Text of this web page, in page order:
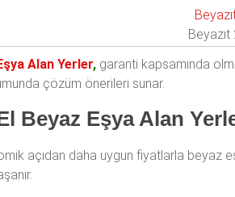
Alan Yerler, garanti kapsamında
çözüm önerileri sunar.
Beyaz Eşya Alan
açıdan daha uygun fiyatlarla beyaz